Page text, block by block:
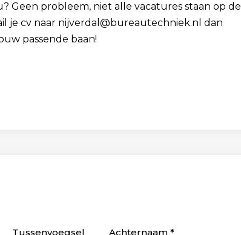
Geen probleem, niet alle vacatures staan op de
je cv naar nijverdal@bureautechniek.nl dan
passende baan!
Tussenvoegsel Achternaam